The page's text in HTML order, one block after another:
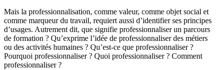
Mais la professionnalisation, comme valeur, comme objet social et
comme marqueur du travail, requiert aussi d’identifier ses principes
d’usages. Autrement dit, que signifie professionnaliser un parcours
de formation ? Qu’exprime l’idée de professionnaliser des métiers
ou des activités humaines ? Qu’est-ce que professionnaliser ?
Pourquoi professionnaliser ? Quoi professionnaliser ? Comment
professionnaliser ?